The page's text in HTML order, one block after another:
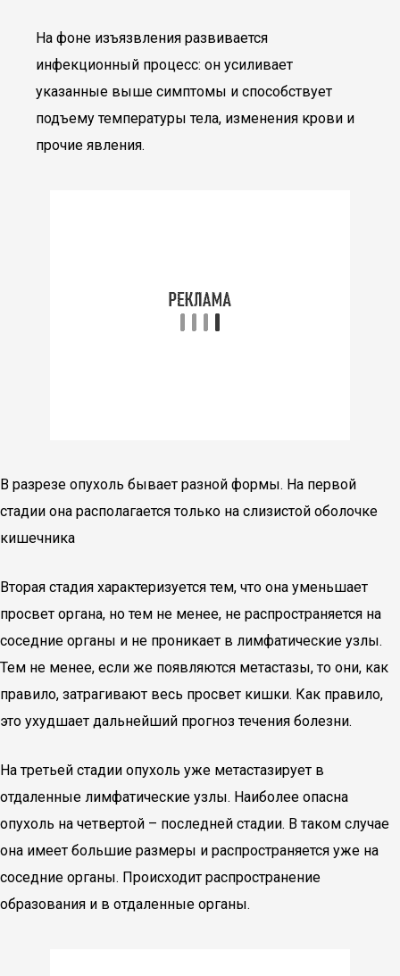
На фоне изъязвления развивается
инфекционный процесс: он усиливает
указанные выше симптомы и способствует
подъему температуры тела, изменения крови и
прочие явления.
В разрезе опухоль бывает разной формы. На первой
стадии она располагается только на слизистой оболочке
кишечника
Вторая стадия характеризуется тем, что она уменьшает
просвет органа, но тем не менее, не распространяется на
соседние органы и не проникает в лимфатические узлы.
Тем не менее, если же появляются метастазы, то они, как
правило, затрагивают весь просвет кишки. Как правило,
это ухудшает дальнейший прогноз течения болезни.
На третьей стадии опухоль уже метастазирует в
отдаленные лимфатические узлы. Наиболее опасна
опухоль на четвертой – последней стадии. В таком случае
она имеет большие размеры и распространяется уже на
соседние органы. Происходит распространение
образования и в отдаленные органы.